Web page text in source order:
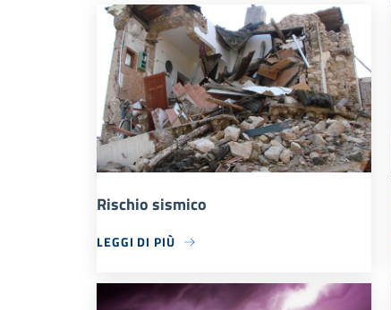
Rischio sismico
LEGGI DI PIÙ